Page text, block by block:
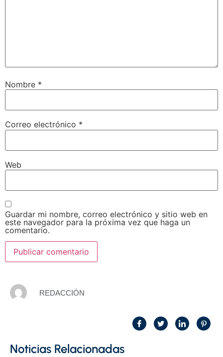
Nombre *
Correo electrónico *
Web
Guardar mi nombre, correo electrónico y sitio web en
este navegador para la próxima vez que haga un
comentario.
REDACCIÓN
Noticias Relacionadas